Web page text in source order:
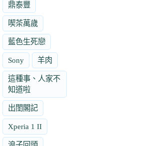
鼎泰豐
喫茶萬歲
藍色生死戀
Sony 羊肉
這種事、人家不
知道啦
出閨閣記
Xperia 1 II